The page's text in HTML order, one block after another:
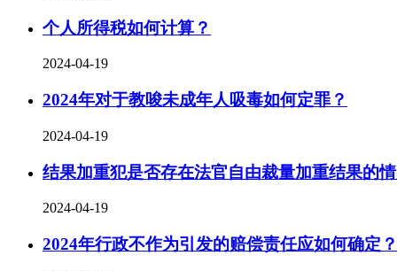
个人所得税如何计算？
2024-04-19
2024年对于教唆未成年人吸毒如何定罪？
2024-04-19
结果加重犯是否存在法官自由裁量加重结果的
2024-04-19
2024年行政不作为引发的赔偿责任应如何确定？